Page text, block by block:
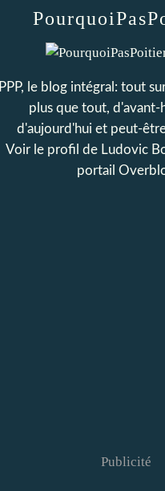
PPP, le blog intégral: tout
plus que tout, d'avant-
d'aujourd'hui et peut-
Voir le profil de Ludovic
portail
Publicité